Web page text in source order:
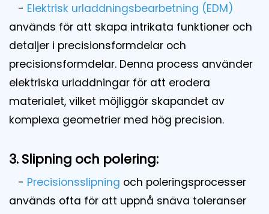
- Elektrisk urladdningsbearbetning (EDM)
används för att skapa intrikata funktioner och
detaljer i precisionsformdelar och
precisionsformdelar. Denna process använder
elektriska urladdningar för att erodera
materialet, vilket möjliggör skapandet av
komplexa geometrier med hög precision.
3. Slipning och polering:
- Precisionsslipning och poleringsprocesser
används ofta för att uppnå snäva toleranser